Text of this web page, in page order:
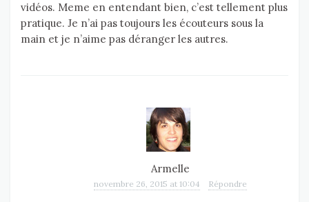
vidéos. Meme en entendant bien, c’est tellement plus
pratique. Je n’ai pas toujours les écouteurs sous la
main et je n’aime pas déranger les autres.
Armelle
novembre 26, 2015 at 10:04 Répondre